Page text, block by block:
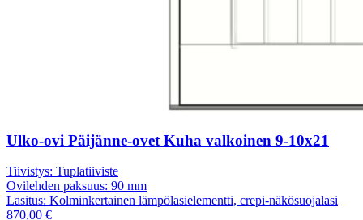
Ulko-ovi Päijänne-ovet Kuha valkoinen 9-10x21
Tiivistys: Tuplatiiviste
Ovilehden paksuus: 90 mm
Lasitus: Kolminkertainen lämpölasielementti, crepi-näkösuojalasi
870,00 €